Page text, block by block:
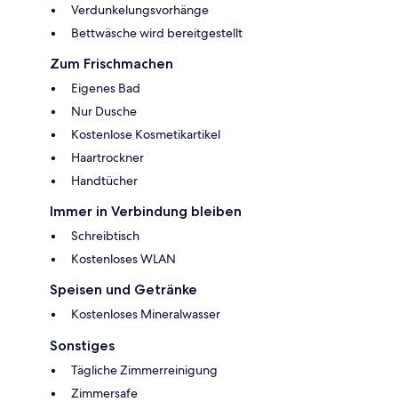
Verdunkelungsvorhänge
Bettwäsche wird bereitgestellt
Zum Frischmachen
Eigenes Bad
Nur Dusche
Kostenlose Kosmetikartikel
Haartrockner
Handtücher
Immer in Verbindung bleiben
Schreibtisch
Kostenloses WLAN
Speisen und Getränke
Kostenloses Mineralwasser
Sonstiges
Tägliche Zimmerreinigung
Zimmersafe